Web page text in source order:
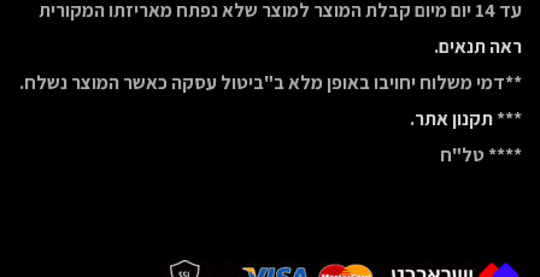
עד 14 יום מיום קבלת המוצר למוצר שלא נפתח מאריזתו המקורית
ראה תנאים.
**דמי משלוח יחויבו באופן מלא ב"ביטול עסקה כאשר המוצר נשלח.
***תקנון אתר.
**** טל"ח